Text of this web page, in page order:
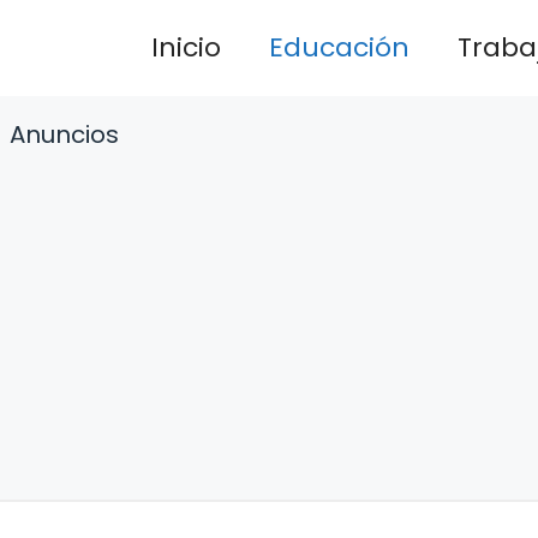
Inicio Educación
Anuncios